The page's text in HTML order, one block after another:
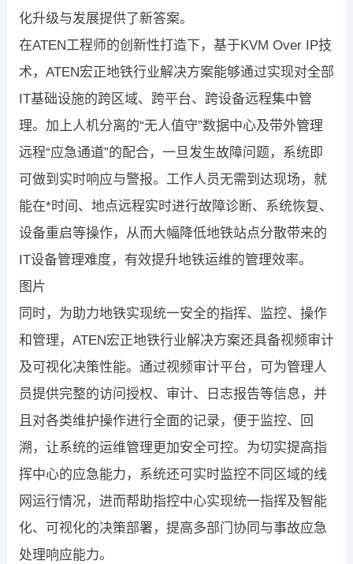
化升级与发展提供了新答案。
在ATEN工程师的创新性打造下，基于KVM Over IP技
术，ATEN宏正地铁行业解决方案能够通过实现对全部
IT基础设施的跨区域、跨平台、跨设备远程集中管
理。加上人机分离的“无人值守”数据中心及带外管理
远程“应急通道”的配合，一旦发生故障问题，系统即
可做到实时响应与警报。工作人员无需到达现场，就
能在*时间、地点远程实时进行故障诊断、系统恢复、
设备重启等操作，从而大幅降低地铁站点分散带来的
IT设备管理难度，有效提升地铁运维的管理效率。
图片
同时，为助力地铁实现统一安全的指挥、监控、操作
和管理，ATEN宏正地铁行业解决方案还具备视频审计
及可视化决策性能。通过视频审计平台，可为管理人
员提供完整的访问授权、审计、日志报告等信息，并
且对各类维护操作进行全面的记录，便于监控、回
溯，让系统的运维管理更加安全可控。为切实提高指
挥中心的应急能力，系统还可实时监控不同区域的线
网运行情况，进而帮助指控中心实现统一指挥及智能
化、可视化的决策部署，提高多部门协同与事故应急
处理响应能力。